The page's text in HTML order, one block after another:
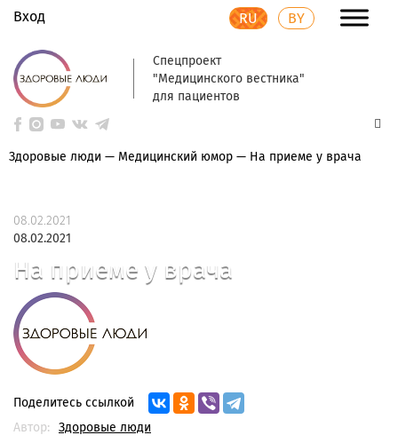
Вход RU BY
Спецпроект
"Медицинского вестника"
для пациентов
Здоровые люди — Медицинский юмор — На приеме у врача
08.02.2021
08.02.2021
На приеме у врача
Поделитесь ссылкой
Автор:
Здоровые люди